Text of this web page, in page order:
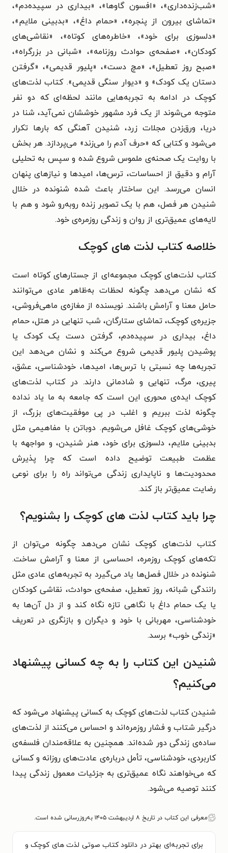
«شب‌زنده‌داری»، «افسون گاوها»، «بیداری در سپیده‌دم»،
«تماشای بیرون از پنجره»، «حمام داغ»، «بدبینی ملایم»،
«دلسوزی برای خود»، «خاطره‌های کوتاه»، «نقاشی‌های
کودکان»، «صفحه‌ی حوادث روزنامه»، «شبانی در بزرگراه»،
«صبح روز تعطیل»، «مچ دست»، «پلیور قدیمی»، «گرفتن
دستان یک کودک» و «دیوار سنگی قدیمی». کتاب لذت‌های
کوچک در ادامه به تجربه‌هایی مانند لحظه‌ای که دو نفر
متوجه می‌شوند از یک فرد مشهور خوششان نمی‌آید، شنا در
دریا، ورق‌زدن مجلات زرد، شنیدن آهنگی که بارها تکرار
می‌شود و کتابی که «حرف آدم را می‌زند» می‌پردازد. هر بخش
با روایت یک صحنه‌ی ملموس شروع شده و سپس به تحلیلی
آرام و دقیق از احساسات، ترس‌ها، امیدها و نیازهای پنهان
انسان می‌رسد. این ساختار باعث شده شنونده در خلال
شنیدن هر فصل، هم با یک تصویر زنده روبه‌رو شود و هم با
لایه‌های عمیق‌تری از روان و زندگی روزمره‌ی خود.
خلاصه کتاب لذت های کوچک
کتاب لذت‌های کوچک مجموعه‌ای از جستارهای کوتاه است
که نشان می‌دهد چگونه لحظات به‌ظاهر عادی می‌توانند
حامل معنا و آرامش باشند. نویسنده از مغازه‌ی ماهی‌فروشی،
جزیره‌ی کوچک، تماشای ستارگان، شب تنهایی در هتل، حمام
داغ، بیداری در سپیده‌دم، گرفتن دست یک کودک یا
پوشیدن پلیور قدیمی شروع می‌کند و نشان می‌دهد این
تجربه‌ها چه نسبتی با ترس‌ها، امیدها، خودشناسی، عشق،
پیری، مرگ، تنهایی و شادمانی دارند. در کتاب لذت‌های
کوچک ایده‌ی محوری این است که جامعه به ما یاد نداده
چگونه لذت ببریم و اغلب در پی موفقیت‌های بزرگ، از
خوشی‌های کوچک غافل می‌شویم. دوباتن با مفاهیمی مثل
بدبینی ملایم، دلسوزی برای خود، هنر شنیدن، و مواجهه با
عظمت طبیعت توضیح داده است که چرا پذیرش
محدودیت‌ها و ناپایداری زندگی می‌تواند راه را برای نوعی
رضایت عمیق‌تر باز کند.
چرا باید کتاب لذت های کوچک را بشنویم؟
کتاب لذت‌های کوچک نشان می‌دهد چگونه می‌توان از
تکه‌های کوچک روزمره، احساسی از معنا و آرامش ساخت.
شنونده در خلال فصل‌ها یاد می‌گیرد به تجربه‌های عادی مثل
رانندگی شبانه، روز تعطیل، صفحه‌ی حوادث، نقاشی کودکان
یا یک حمام داغ با نگاهی تازه نگاه کند و از دل آن‌ها به
خودشناسی، مهربانی با خود و دیگران و بازنگری در تعریف
«زندگی خوب» برسد.
شنیدن این کتاب را به چه کسانی پیشنهاد
می‌کنیم؟
شنیدن کتاب لذت‌های کوچک به کسانی پیشنهاد می‌شود که
درگیر شتاب و فشار روزمره‌اند و احساس می‌کنند از لذت‌های
ساده‌ی زندگی دور شده‌اند. همچنین به علاقه‌مندان فلسفه‌ی
کاربردی، خودشناسی، تأمل درباره‌ی عادت‌های روزانه و کسانی
که می‌خواهند نگاه عمیق‌تری به جزئیات معمول زندگی پیدا
کنند توصیه می‌شود.
معرفی این کتاب در تاریخ ۸ اردیبهشت ۱۴۰۵ به‌روزرسانی شده است.
برای تجربه‌ای بهتر در دانلود کتاب صوتی لذت های کوچک و